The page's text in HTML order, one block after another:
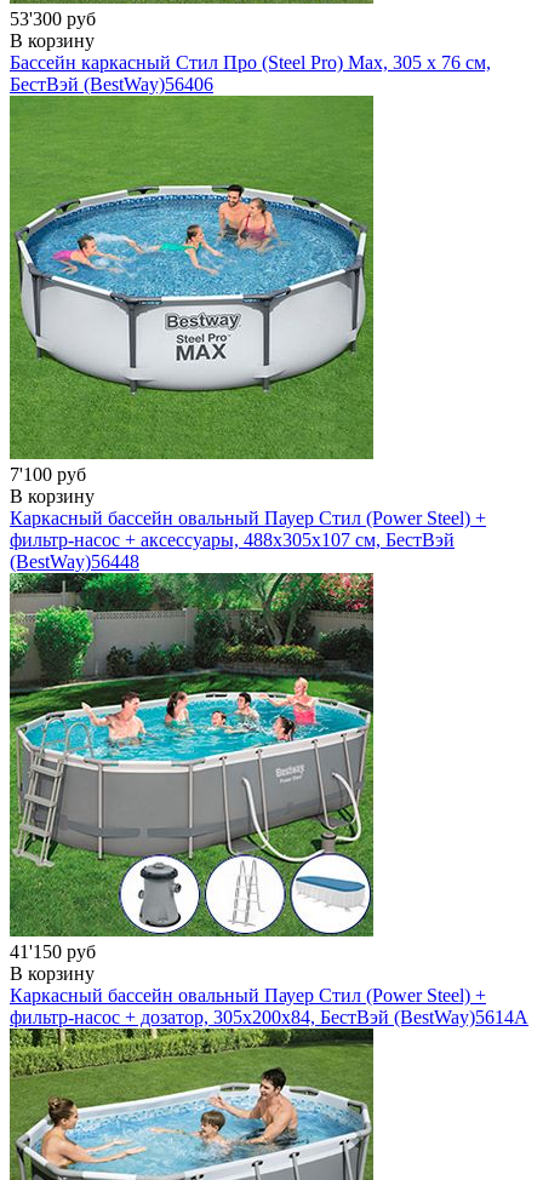
53'300 руб
В корзину
Бассейн каркасный Стил Про (Steel Pro) Мах, 305 х 76 см,
БестВэй (BestWay)56406
7'100 руб
В корзину
Каркасный бассейн овальный Пауер Стил (Power Steel) +
фильтр-насос + аксессуары, 488х305х107 см, БестВэй
(BestWay)56448
41'150 руб
В корзину
Каркасный бассейн овальный Пауер Стил (Power Steel) +
фильтр-насос + дозатор, 305x200x84, БестВэй (BestWay)5614A